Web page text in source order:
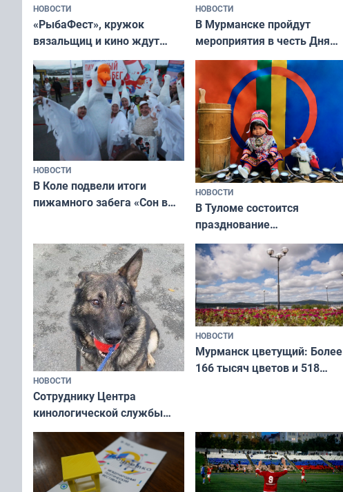
НОВОСТИ
«РыбаФест», кружок
вязальщиц и кино ждут
мурманчан в эти выходные
НОВОСТИ
В Мурманске пройдут
мероприятия в честь Дня
физкультурника
НОВОСТИ
В Коле подвели итоги
пижамного забега «Сон в
НОВОСТИ
В Туломе состоится
празднование
Международного дня
коренных народов мира
НОВОСТИ
Сотруднику Центра
кинологической службы
ищут новый дом
НОВОСТИ
Мурманск цветущий: Более
166 тысяч цветов и 518